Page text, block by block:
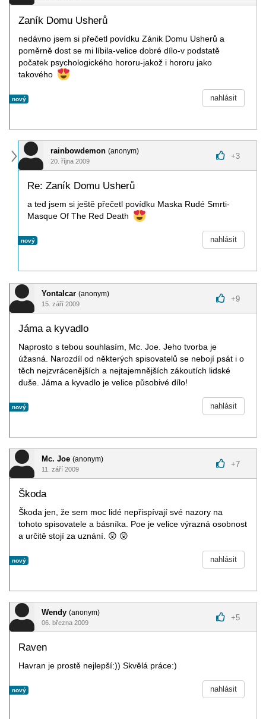
Zaník Domu Usherů
nedávno jsem si přečetl povídku Zánik Domu Usherů a
poměrně dost se mi líbila-velice dobré dílo-v podstatě
počatek psychologického hororu-jakož i hororu jako
takového
nový nahlásit
rainbowdemon (anonym)
20. října 2009
+3
Re: Zaník Domu Usherů
a ted jsem si ještě přečetl povídku Maska Rudé Smrti-
Masque Of The Red Death
nový nahlásit
Yontalcar (anonym)
15. září 2009
+9
Jáma a kyvadlo
Naprosto s tebou souhlasím, Mc. Joe. Jeho tvorba je
úžasná. Narozdíl od některých spisovatelů se nebojí psát i o
těch nejzvrácenějších a nejtajemnějších zákoutích lidské
duše. Jáma a kyvadlo je velice působivé dílo!
nový nahlásit
Mc. Joe (anonym)
11. září 2009
+7
Škoda
Škoda jen, že sem moc lidé nepřispívají své nazory na
tohoto spisovatele a básníka. Poe je velice výrazná osobnost
a určitě stojí za uznání. 😲 😲
nový nahlásit
Wendy (anonym)
06. března 2009
+5
Raven
Havran je prostě nejlepší:)) Skvělá práce:)
nový nahlásit